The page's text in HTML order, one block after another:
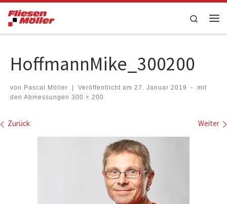
Zum Inhalt springen
Search
HoffmannMike_300200
von Pascal Möller Veröffentlicht am 27. Januar 2019 -
mit
den Abmessungen 300 × 200
Bilder Navigation
Zurück Weiter